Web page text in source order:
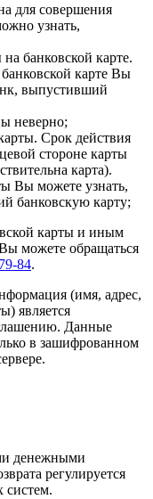
для совершения
узнать,
банковской карте.
карте Вы
выпустивший
неверно;
Срок действия
стороне карты
карта).
Вы можете узнать,
банковскую карту;
карты и иным
можете обращаться
84.
(имя, адрес,
является
Данные
в зашифрованном
денежными
регулируется